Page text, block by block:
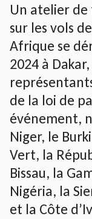
Un atelier
sur les vols
Afrique se
2024 à
de la loi de
événement,
Niger, le
Vert, la
Bissau, la
Nigéria, la
et la Côte